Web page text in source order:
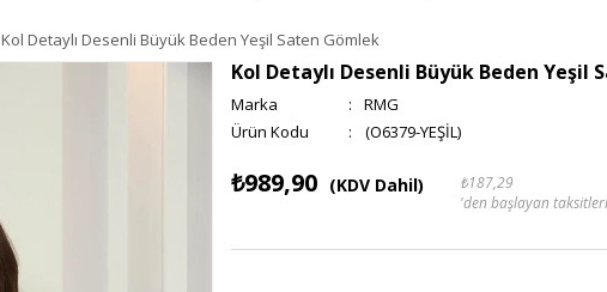
Kol Detaylı Desenli Büyük Beden Yeşil Saten Gömlek
Kol Detaylı Desenli Büyük Beden Yeşil
Marka :
RMG
(O6379-YEŞİL)
₺989,90 (KDV Dahil)
₺187,29
'den başlayan